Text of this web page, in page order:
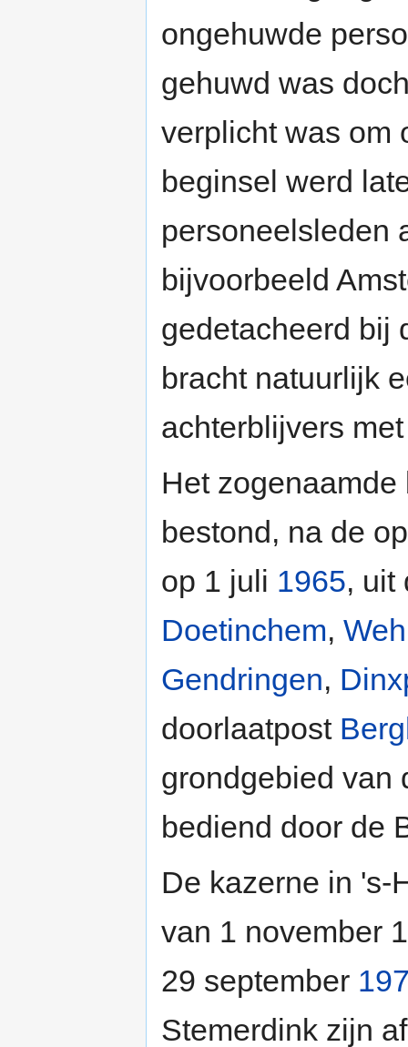
ongehuwde
gehuwd was
verplicht was om
beginsel werd
personeelsleden
bijvoorbeeld
gedetacheerd bij
bracht natuurlijk
achterblijvers
Het
bestond, na de
op 1 juli 1965, uit
Doetinchem,
Gendringen,
doorlaatpost
grondgebied van
bediend door de
De kazerne in 's-
van 1 november
29 september
Stemerdink zijn